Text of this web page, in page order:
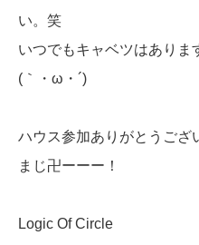
い。笑
いつでもキャベツはありま
(｀・ω・´)
ハウス参加ありがとうござ
まじ卍ーーー！
Logic Of Circle